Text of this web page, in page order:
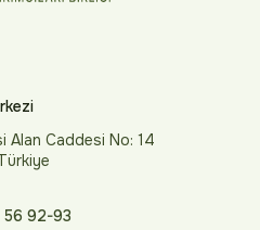
Alan Caddesi No: 14
92-93